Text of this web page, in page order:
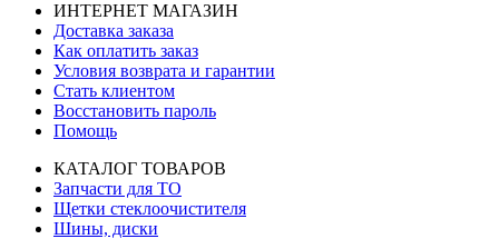
ИНТЕРНЕТ МАГАЗИН
Доставка заказа
Как оплатить заказ
Условия возврата и гарантии
Стать клиентом
Восстановить пароль
Помощь
КАТАЛОГ ТОВАРОВ
Запчасти для ТО
Щетки стеклоочистителя
Шины, диски